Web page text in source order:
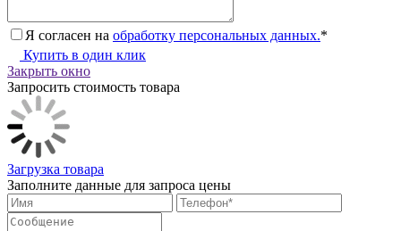
Я согласен на обработку персональных данных.*
Купить в один клик
Закрыть окно
Запросить стоимость товара
Загрузка товара
Заполните данные для запроса цены